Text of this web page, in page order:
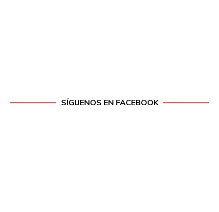
SÍGUENOS EN FACEBOOK